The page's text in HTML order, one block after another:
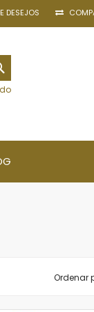
DESEJOS
Ordenar